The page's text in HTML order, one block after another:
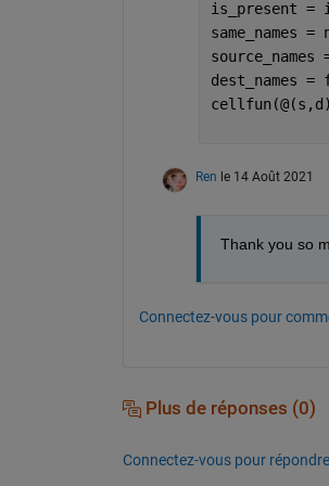
is_present =
same_names
dest_names
Ren le 14 Août 2021
Thank you so
Connectez-vous pour
Plus de réponses (0)
Connectez-vous pour